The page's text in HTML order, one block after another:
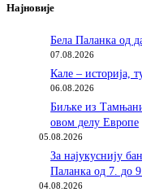
Најновије
Бела Паланка од
07.08.2026
Кале – историја,
06.08.2026
Биљке из
овом делу Европе
05.08.2026
За најукуснију
Паланка од 7. до
04.08.2026